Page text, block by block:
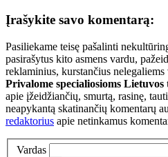
Įrašykite savo komentarą:
Pasiliekame teisę pašalinti
pasirašytus kito asmens vardu,
reklaminius, kurstančius nelegaliems
Privalome specialiosioms
apie įžeidžiančių, smurtą, rasinę,
neapykantą skatinančių komentarų
redaktorius apie netinkamus
Vardas